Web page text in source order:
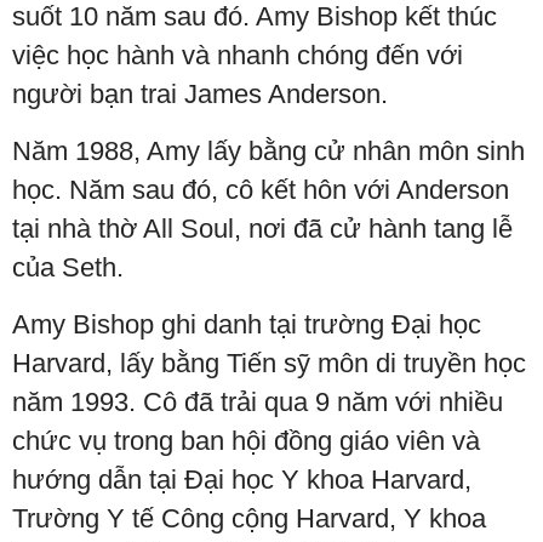
suốt 10 năm sau đó. Amy Bishop kết thúc
việc học hành và nhanh chóng đến với
người bạn trai James Anderson.
Năm 1988, Amy lấy bằng cử nhân môn sinh
học. Năm sau đó, cô kết hôn với Anderson
tại nhà thờ All Soul, nơi đã cử hành tang lễ
của Seth.
Amy Bishop ghi danh tại trường Đại học
Harvard, lấy bằng Tiến sỹ môn di truyền học
năm 1993. Cô đã trải qua 9 năm với nhiều
chức vụ trong ban hội đồng giáo viên và
hướng dẫn tại Đại học Y khoa Harvard,
Trường Y tế Công cộng Harvard, Y khoa